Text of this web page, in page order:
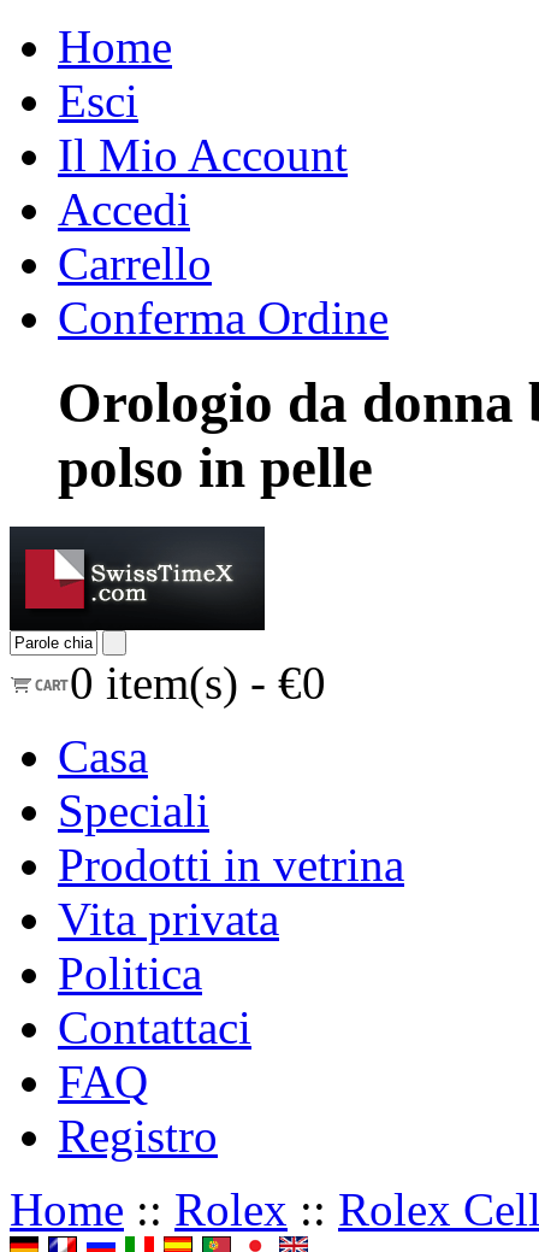
Home
Esci
Il Mio Account
Accedi
Carrello
Conferma Ordine
Orologio da donna
polso in pelle
0 item(s) - €0
Casa
Speciali
Prodotti in vetrina
Vita privata
Politica
Contattaci
FAQ
Registro
Home :: Rolex :: Rolex